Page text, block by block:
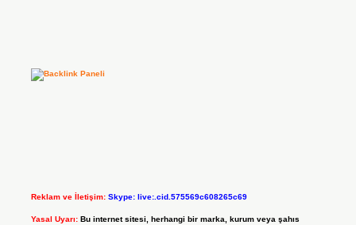
Reklam ve İletişim: Skype: live:.cid.575569c608265c69
Yasal Uyarı: Bu internet sitesi, herhangi bir marka, kurum veya şahıs